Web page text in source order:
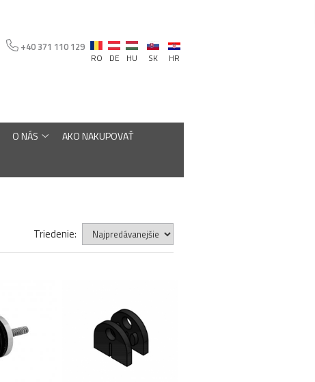
+40 371 110 129
RO DE HU SK HR
O NÁS AKO NAKUPOVAŤ
Triedenie: